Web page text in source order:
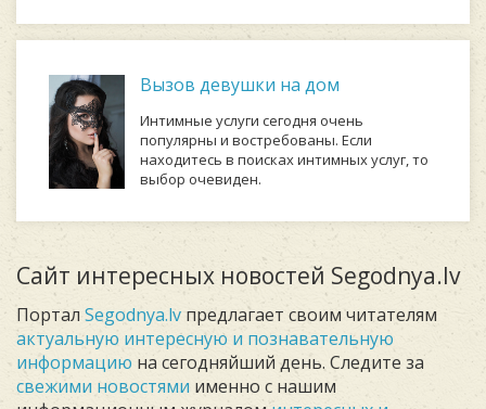
Вызов девушки на дом
Интимные услуги сегодня очень
популярны и востребованы. Если
находитесь в поисках интимных услуг, то
выбор очевиден.
Сайт интересных новостей Segodnya.lv
Портал Segodnya.lv предлагает своим читателям
актуальную интересную и познавательную
информацию на сегодняйший день. Следите за
свежими новостями именно с нашим